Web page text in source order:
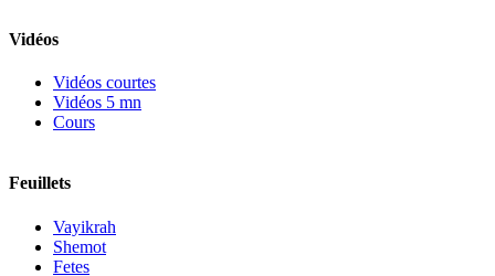
Vidéos
Vidéos courtes
Vidéos 5 mn
Cours
Feuillets
Vayikrah
Shemot
Fetes